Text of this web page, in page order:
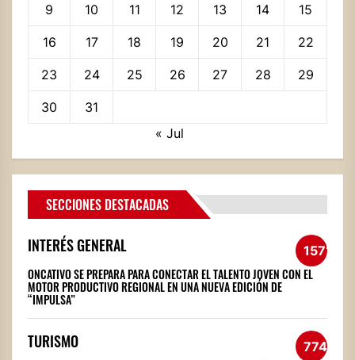
9 10 11 12 13 14 15
16 17 18 19 20 21 22
23 24 25 26 27 28 29
30
31
« Jul
SECCIONES DESTACADAS
INTERÉS GENERAL 1571
ONCATIVO SE PREPARA PARA CONECTAR EL TALENTO JOVEN CON EL
MOTOR PRODUCTIVO REGIONAL EN UNA NUEVA EDICIÓN DE
“IMPULSA”
TURISMO 774